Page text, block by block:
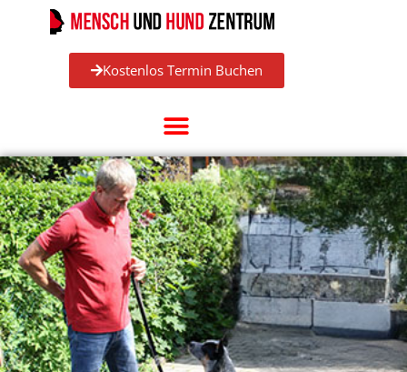
Kostenlos Termin Buchen